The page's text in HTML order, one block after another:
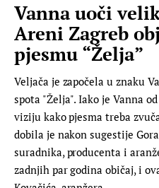
Vanna uoči
Areni Zagreb
pjesmu “Želja”
Veljača je započela u znaku
spota "Želja". Iako je Vanna
viziju kako pjesma treba
dobila je nakon sugestije
suradnika, producenta i
zadnjih par godina običaj, i